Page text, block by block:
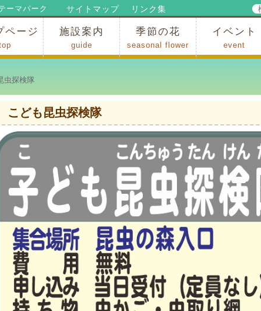
ーマパーク リンク集
サイトマップ
検
ページ 施設案内
guide
季節の花
seasonal flower
イベント
event
探検隊
こども昆虫探検隊